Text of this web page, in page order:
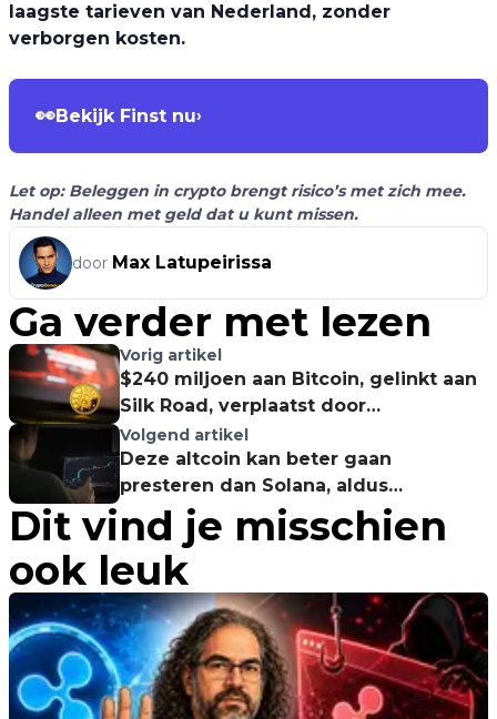
laagste tarieven van Nederland, zonder
verborgen kosten.
👀Bekijk Finst nu›
Let op: Beleggen in crypto brengt risico’s met zich mee.
Handel alleen met geld dat u kunt missen.
door Max Latupeirissa
Ga verder met lezen
Vorig artikel
$240 miljoen aan Bitcoin, gelinkt aan
Silk Road, verplaatst door
Amerikaanse overheid
Volgend artikel
Deze altcoin kan beter gaan
presteren dan Solana, aldus
Santiment
Dit vind je misschien
ook leuk